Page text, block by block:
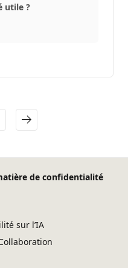
utile ?
de confidentialité
sur l’IA